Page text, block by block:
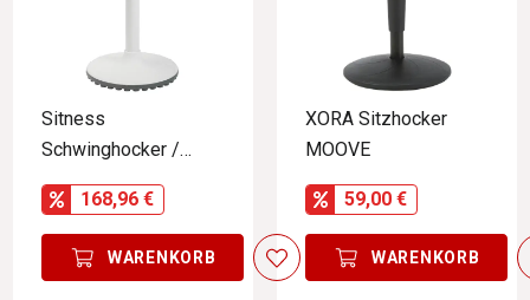
Sitness
Schwinghocker /
Stehhilfe UP3
168,96 €
WARENKORB
XORA Sitzhocker
MOOVE
59,00 €
WARENKORB